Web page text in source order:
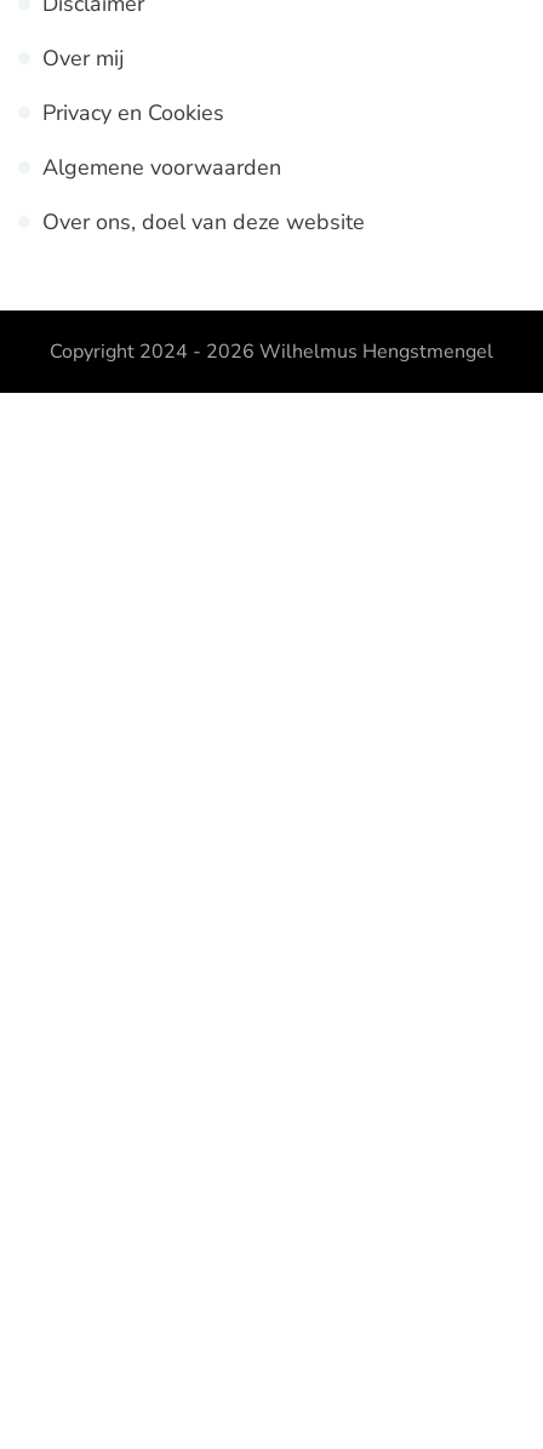
Over mij
Privacy en Cookies
Algemene voorwaarden
Over ons, doel van deze website
Copyright 2024 - 2026 Wilhelmus Hengstmengel